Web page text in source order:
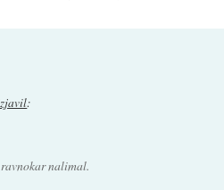
:
ravnokar nalimal.